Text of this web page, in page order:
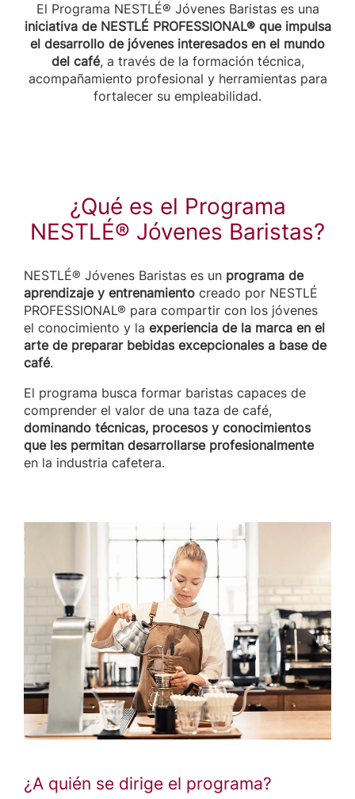
El Programa NESTLÉ® Jóvenes Baristas es una
iniciativa de NESTLÉ PROFESSIONAL® que impulsa
el desarrollo de jóvenes interesados en el mundo
del café, a través de la formación técnica,
acompañamiento profesional y herramientas para
fortalecer su empleabilidad.
¿Qué es el Programa
NESTLÉ® Jóvenes Baristas?
NESTLÉ® Jóvenes Baristas es un programa de
aprendizaje y entrenamiento creado por NESTLÉ
PROFESSIONAL® para compartir con los jóvenes
el conocimiento y la experiencia de la marca en el
arte de preparar bebidas excepcionales a base de
café.
El programa busca formar baristas capaces de
comprender el valor de una taza de café,
dominando técnicas, procesos y conocimientos
que les permitan desarrollarse profesionalmente
en la industria cafetera.
¿A quién se dirige el programa?